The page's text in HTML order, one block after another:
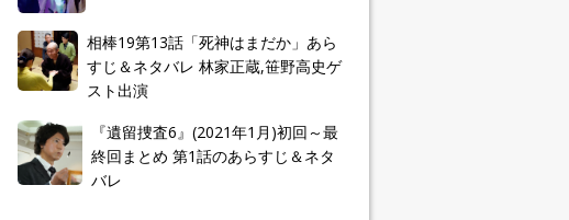
相棒19第13話「死神はまだか」あら
すじ＆ネタバレ 林家正蔵,笹野高史ゲ
スト出演
『遺留捜査6』(2021年1月)初回～最
終回まとめ 第1話のあらすじ＆ネタ
バレ